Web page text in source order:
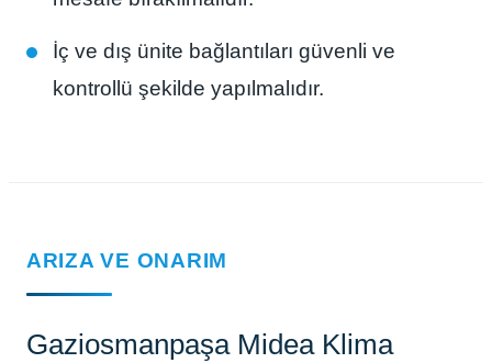
İç ve dış ünite bağlantıları güvenli ve
kontrollü şekilde yapılmalıdır.
ARIZA VE ONARIM
Gaziosmanpaşa Midea Klima